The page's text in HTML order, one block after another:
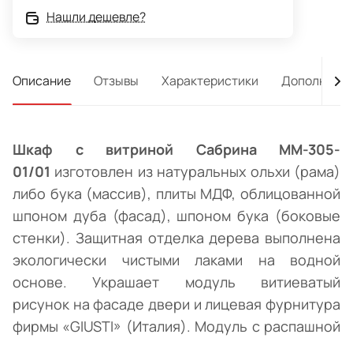
Нашли дешевле?
Описание Отзывы Характеристики
Шкаф с витриной Сабрина ММ-305-
01/01 изготовлен из натуральных ольхи (рама)
либо бука (массив), плиты МДФ, облицованной
шпоном дуба (фасад), шпоном бука (боковые
стенки). Защитная отделка дерева выполнена
экологически чистыми лаками на водной
основе. Украшает модуль витиеватый
рисунок на фасаде двери и лицевая фурнитура
фирмы «GIUSTI» (Италия). Модуль с распашной